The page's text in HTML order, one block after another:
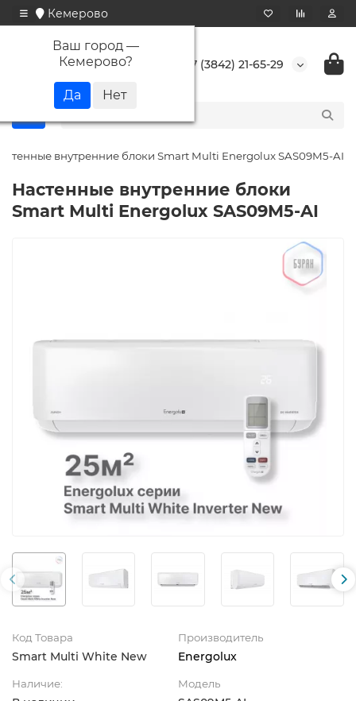
Кемерово
Ваш город —
Кемерово? +7 (3842) 21-65-29
внутренние блоки Smart Multi Energolux SAS09M5-AI
Настенные внутренние блоки
Smart Multi Energolux SAS09M5-AI
Код Товара
Smart Multi White New
Производитель
Energolux
Наличие: Модель